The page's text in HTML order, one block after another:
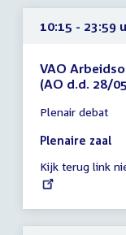
10:15 - 23:59
VAO
(AO d.d. 28/
vergadering
10:15
23:59
uur
Plenair debat
Plenaire zaal
Kijk terug link